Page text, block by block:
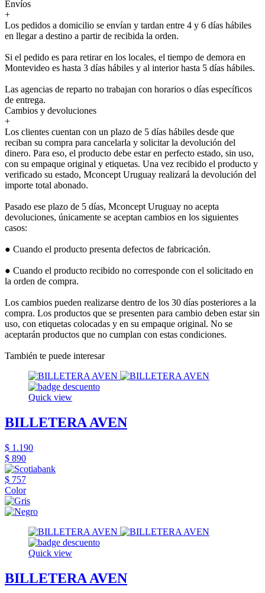
Envíos
+
Los pedidos a domicilio se envían y tardan entre 4 y 6 días hábiles
en llegar a destino a partir de recibida la orden.
Si el pedido es para retirar en los locales, el tiempo de demora en
Montevideo es hasta 3 días hábiles y al interior hasta 5 días hábiles.
Las agencias de reparto no trabajan con horarios o días específicos
de entrega.
Cambios y devoluciones
+
Los clientes cuentan con un plazo de 5 días hábiles desde que
reciban su compra para cancelarla y solicitar la devolución del
dinero. Para eso, el producto debe estar en perfecto estado, sin uso,
con su empaque original y etiquetas. Una vez recibido el producto y
verificado su estado, Mconcept Uruguay realizará la devolución del
importe total abonado.
Pasado ese plazo de 5 días, Mconcept Uruguay no acepta
devoluciones, únicamente se aceptan cambios en los siguientes
casos:
● Cuando el producto presenta defectos de fabricación.
● Cuando el producto recibido no corresponde con el solicitado en
la orden de compra.
Los cambios pueden realizarse dentro de los 30 días posteriores a la
compra. Los productos que se presenten para cambio deben estar sin
uso, con etiquetas colocadas y en su empaque original. No se
aceptarán productos que no cumplan con estas condiciones.
También te puede interesar
Quick view
BILLETERA AVEN
$ 1.190
$ 890
$ 757
Color
Quick view
BILLETERA AVEN